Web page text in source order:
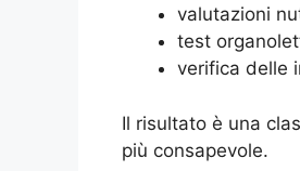
valutazioni
test
verifica delle
Il risultato è una
più consapevole.